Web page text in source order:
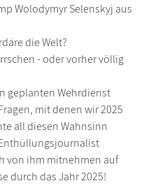
Wolodymyr Selenskyj aus
die Welt?
- oder vorher völlig
geplanten Wehrdienst
mit denen wir 2025
all diesen Wahnsinn
von ihm mitnehmen auf
durch das Jahr 2025!